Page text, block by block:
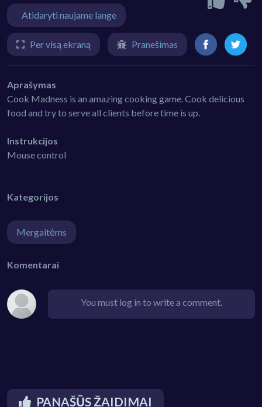
Atidaryti naujame lange
Per visą ekraną Pranešimas
Aprašymas
Cook Madness is an amazing cooking game. Cook delicious
food and try to serve all clients before time is up.
Instrukcijos
Mouse control
Kategorijos
Mergaitėms
Komentarai
You must log in to write a comment.
PANAŠŪS ŽAIDIMAI